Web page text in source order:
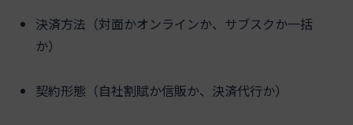
決済方法（対面かオンラインか、サブスクか一括
か）
契約形態（自社割賦か信販か、決済代行か）